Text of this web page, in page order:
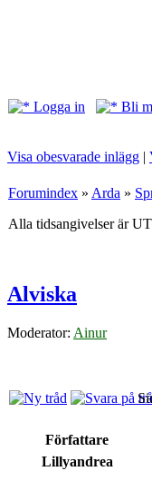
Logga in
Bli
Visa obesvarade inlägg |
Forumindex » Arda »
Alla tidsangivelser är
Alviska
Moderator: Ainur
Författare
Lillyandrea